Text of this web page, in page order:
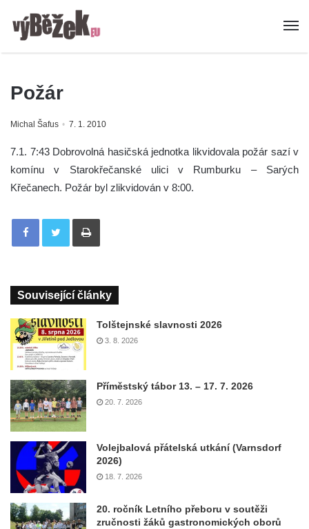
Požár
Michal Šafus 7. 1. 2010
7.1. 7:43 Dobrovolná hasičská jednotka likvidovala požár sazí v
komínu v Starokřečanské ulici v Rumburku – Sarých
Křečanech. Požár byl zlikvidován v 8:00.
Tisknout
Související články
Tolštejnské slavnosti 2026
3. 8. 2026
Příměstský tábor 13. – 17. 7. 2026
20. 7. 2026
Volejbalová přátelská utkání (Varnsdorf
2026)
18. 7. 2026
20. ročník Letního přeboru v soutěži
zručnosti žáků gastronomických oborů